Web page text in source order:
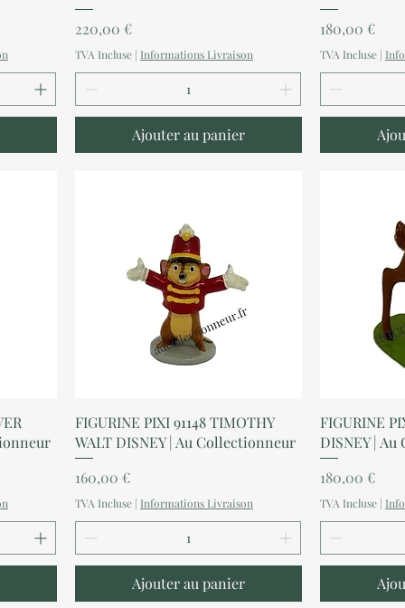
Prix
220,00 €
TVA Incluse | Informations Livraison
Ajouter au panier
Prix
180,00 €
TVA Incluse |
Aperçu rapide
FIGURINE PIXI 91148 TIMOTHY
WALT DISNEY | Au Collectionneur
Prix
160,00 €
TVA Incluse | Informations Livraison
Ajouter au panier
FIGURINE
DISNEY |
Prix
180,00 €
TVA Incluse |